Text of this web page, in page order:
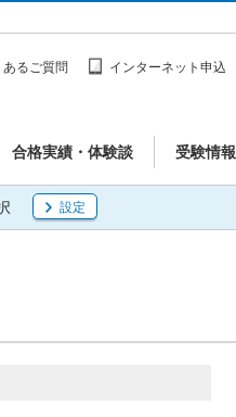
合格実績・体験談 受験情報
あるご質問 インターネット申込
設定